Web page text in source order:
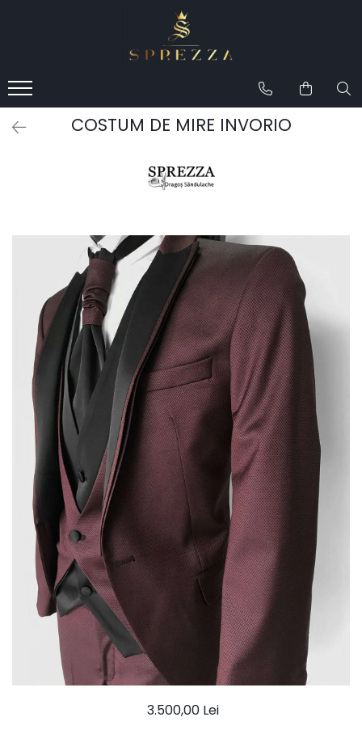
Costume de mire 2026
Redingotă bărbați
Frac bărbați
Costume la comandă
Paltoane bărbați
Accesorii bărbați
Lavalieră costum
Butoni cămașă mire
Papioane bărbați
Ace Pin pentru Guler Cămașă
Rochii de mireasă 2027
Pantofi de mireasă
Costume damă elegante
Vesta la comanda
COSTUM DE MIRE INVORIO
3.500,00 Lei